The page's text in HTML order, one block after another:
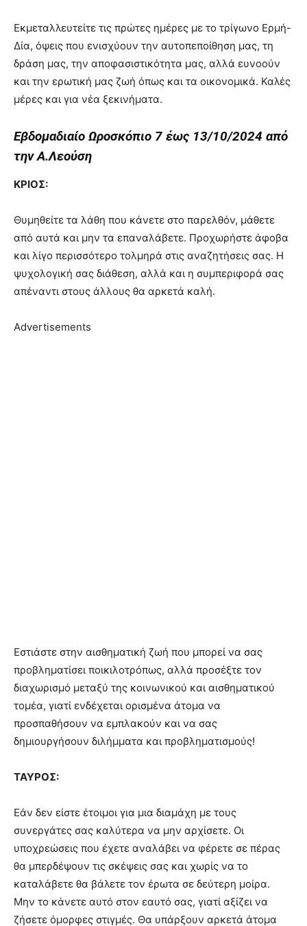
Εκμεταλλευτείτε τις πρώτες ημέρες με το τρίγωνο Ερμή-
Δία, όψεις που ενισχύουν την αυτοπεποίθηση μας, τη
δράση μας, την αποφασιστικότητα μας, αλλά ευνοούν
και την ερωτική μας ζωή όπως και τα οικονομικά. Καλές
μέρες και για νέα ξεκινήματα.
Εβδομαδιαίο Ωροσκόπιο 7 έως 13/10/2024 από
την Α.Λεούση
ΚΡΙΟΣ:
Θυμηθείτε τα λάθη που κάνετε στο παρελθόν, μάθετε
από αυτά και μην τα επαναλάβετε. Προχωρήστε άφοβα
και λίγο περισσότερο τολμηρά στις αναζητήσεις σας. Η
ψυχολογική σας διάθεση, αλλά και η συμπεριφορά σας
απέναντι στους άλλους θα αρκετά καλή.
Advertisements
Εστιάστε στην αισθηματική ζωή που μπορεί να σας
προβληματίσει ποικιλοτρόπως, αλλά προσέξτε τον
διαχωρισμό μεταξύ της κοινωνικού και αισθηματικού
τομέα, γιατί ενδέχεται ορισμένα άτομα να
προσπαθήσουν να εμπλακούν και να σας
δημιουργήσουν διλήμματα και προβληματισμούς!
ΤΑΥΡΟΣ:
Εάν δεν είστε έτοιμοι για μια διαμάχη με τους
συνεργάτες σας καλύτερα να μην αρχίσετε. Οι
υποχρεώσεις που έχετε αναλάβει να φέρετε σε πέρας
θα μπερδέψουν τις σκέψεις σας και χωρίς να το
καταλάβετε θα βάλετε τον έρωτα σε δεύτερη μοίρα.
Μην το κάνετε αυτό στον εαυτό σας, γιατί αξίζει να
ζήσετε όμορφες στιγμές. Θα υπάρξουν αρκετά άτομα